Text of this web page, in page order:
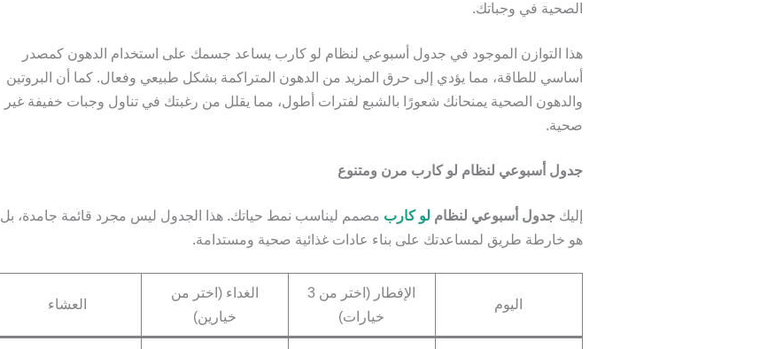
الصحية في وجباتك.
هذا التوازن الموجود في جدول أسبوعي لنظام لو كارب يساعد جسمك على استخدام الدهون كمصدر
أساسي للطاقة، مما يؤدي إلى حرق المزيد من الدهون المتراكمة بشكل طبيعي وفعال. كما أن البروتين
والدهون الصحية يمنحانك شعورًا بالشبع لفترات أطول، مما يقلل من رغبتك في تناول وجبات خفيفة غير
صحية.
جدول أسبوعي لنظام لو كارب مرن ومتنوع
إليكجدول أسبوعي لنظام لو كارب مصمم ليناسب نمط حياتك. هذا الجدول ليس مجرد قائمة جامدة، بل
هو خارطة طريق لمساعدتك على بناء عادات غذائية صحية ومستدامة.
اليوم
الإفطار (اختر من 3
خيارات)
الغداء (اختر من
خيارين)
العشاء